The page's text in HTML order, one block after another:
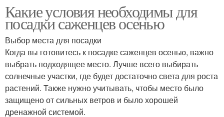
Какие условия необходимы для
посадки саженцев осенью
Выбор места для посадки
Когда вы готовитесь к посадке саженцев осенью, важно
выбрать подходящее место. Лучше всего выбирать
солнечные участки, где будет достаточно света для роста
растений. Также нужно учитывать, чтобы место было
защищено от сильных ветров и было хорошей
дренажной системой.